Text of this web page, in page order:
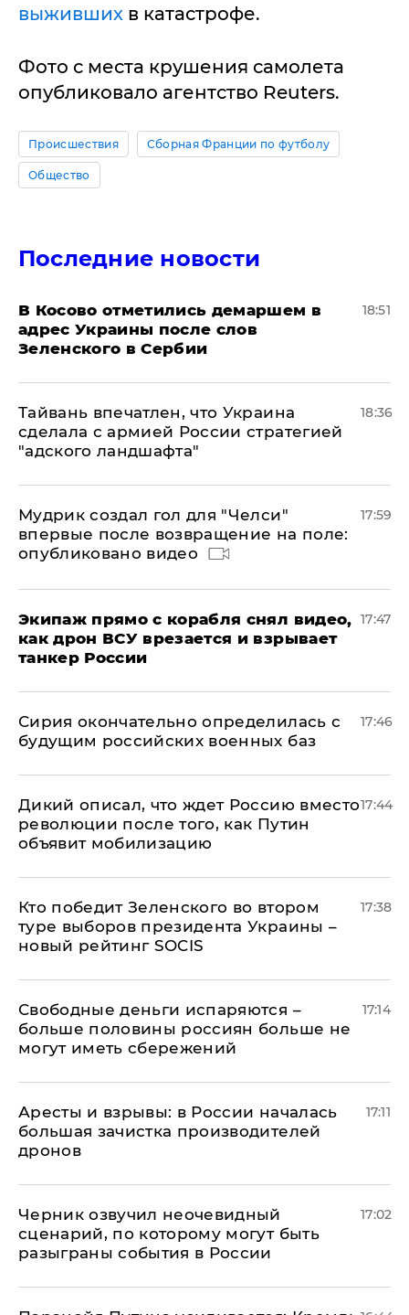
выживших в катастрофе.
Фото с места крушения самолета
опубликовало агентство Reuters.
Происшествия Сборная Франции по футболу
Общество
Последние новости
В Косово отметились демаршем в
адрес Украины после слов
Зеленского в Сербии
18:51
Тайвань впечатлен, что Украина
сделала с армией России стратегией
"адского ландшафта"
18:36
Мудрик создал гол для "Челси"
впервые после возвращение на поле:
опубликовано видео
17:59
Экипаж прямо с корабля снял видео,
как дрон ВСУ врезается и взрывает
танкер России
17:47
Сирия окончательно определилась с
будущим российских военных баз
17:46
Дикий описал, что ждет Россию вместо
революции после того, как Путин
объявит мобилизацию
17:44
Кто победит Зеленского во втором
туре выборов президента Украины –
новый рейтинг SOCIS
17:38
Свободные деньги испаряются –
больше половины россиян больше не
могут иметь сбережений
17:14
Аресты и взрывы: в России началась
большая зачистка производителей
дронов
17:11
Черник озвучил неочевидный
сценарий, по которому могут быть
разыграны события в России
17:02